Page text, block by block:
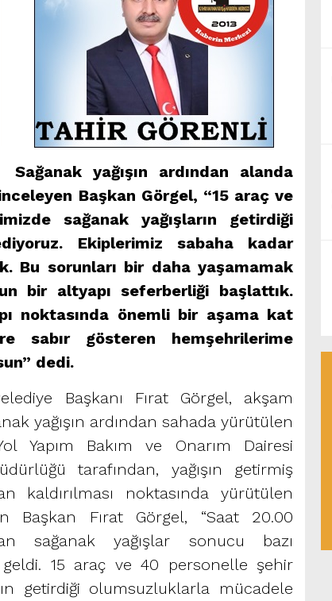
Sağanak yağışın ardından alanda
Başkan Görgel, “15 araç ve
sağanak yağışların getirdiği
Ekiplerimiz sabaha kadar
Bu sorunları bir daha yaşamamak
bir altyapı seferberliği başlattık.
noktasında önemli bir aşama kat
sabır gösteren hemşehrilerime
dedi.
Başkanı Fırat Görgel, akşam
yağışın ardından sahada yürütülen
Yapım Bakım ve Onarım Dairesi
tarafından, yağışın getirmiş
kaldırılması noktasında yürütülen
Başkan Fırat Görgel, “Saat 20.00
sağanak yağışlar sonucu bazı
15 araç ve 40 personelle şehir
getirdiği olumsuzluklarla mücadele